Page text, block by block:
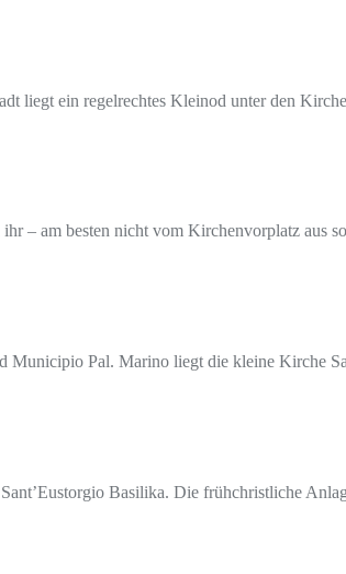
liegt ein regelrechtes Kleinod unter den
– am besten nicht vom Kirchenvorplatz aus
Pal. Marino liegt die kleine Kirche
Basilika. Die frühchristliche